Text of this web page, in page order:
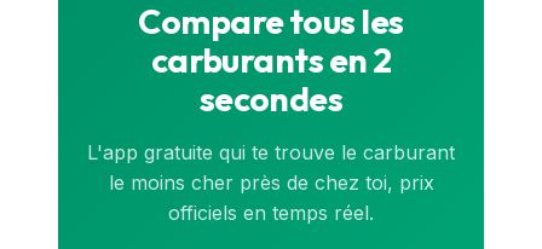
Compare tous les
carburants en 2
secondes
L'app gratuite qui te trouve le carburant
le moins cher près de chez toi, prix
officiels en temps réel.